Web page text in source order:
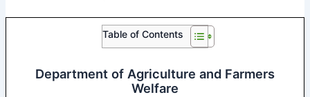
Table of Contents
Department of Agriculture and Farmers
Welfare